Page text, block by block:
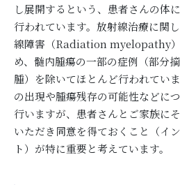
し展開するという、患者さんの体
行われています。放射線治療に関
線障害（Radiation myelopathy）
め、髄内腫瘍の一部の症例（部分
腫）を除いてほとんど行われてい
の出現や腫瘍残存の可能性などに
行いますが、患者さんとご家族に
いただき同意を得ておくこと（イ
ト）が特に重要と考えています。